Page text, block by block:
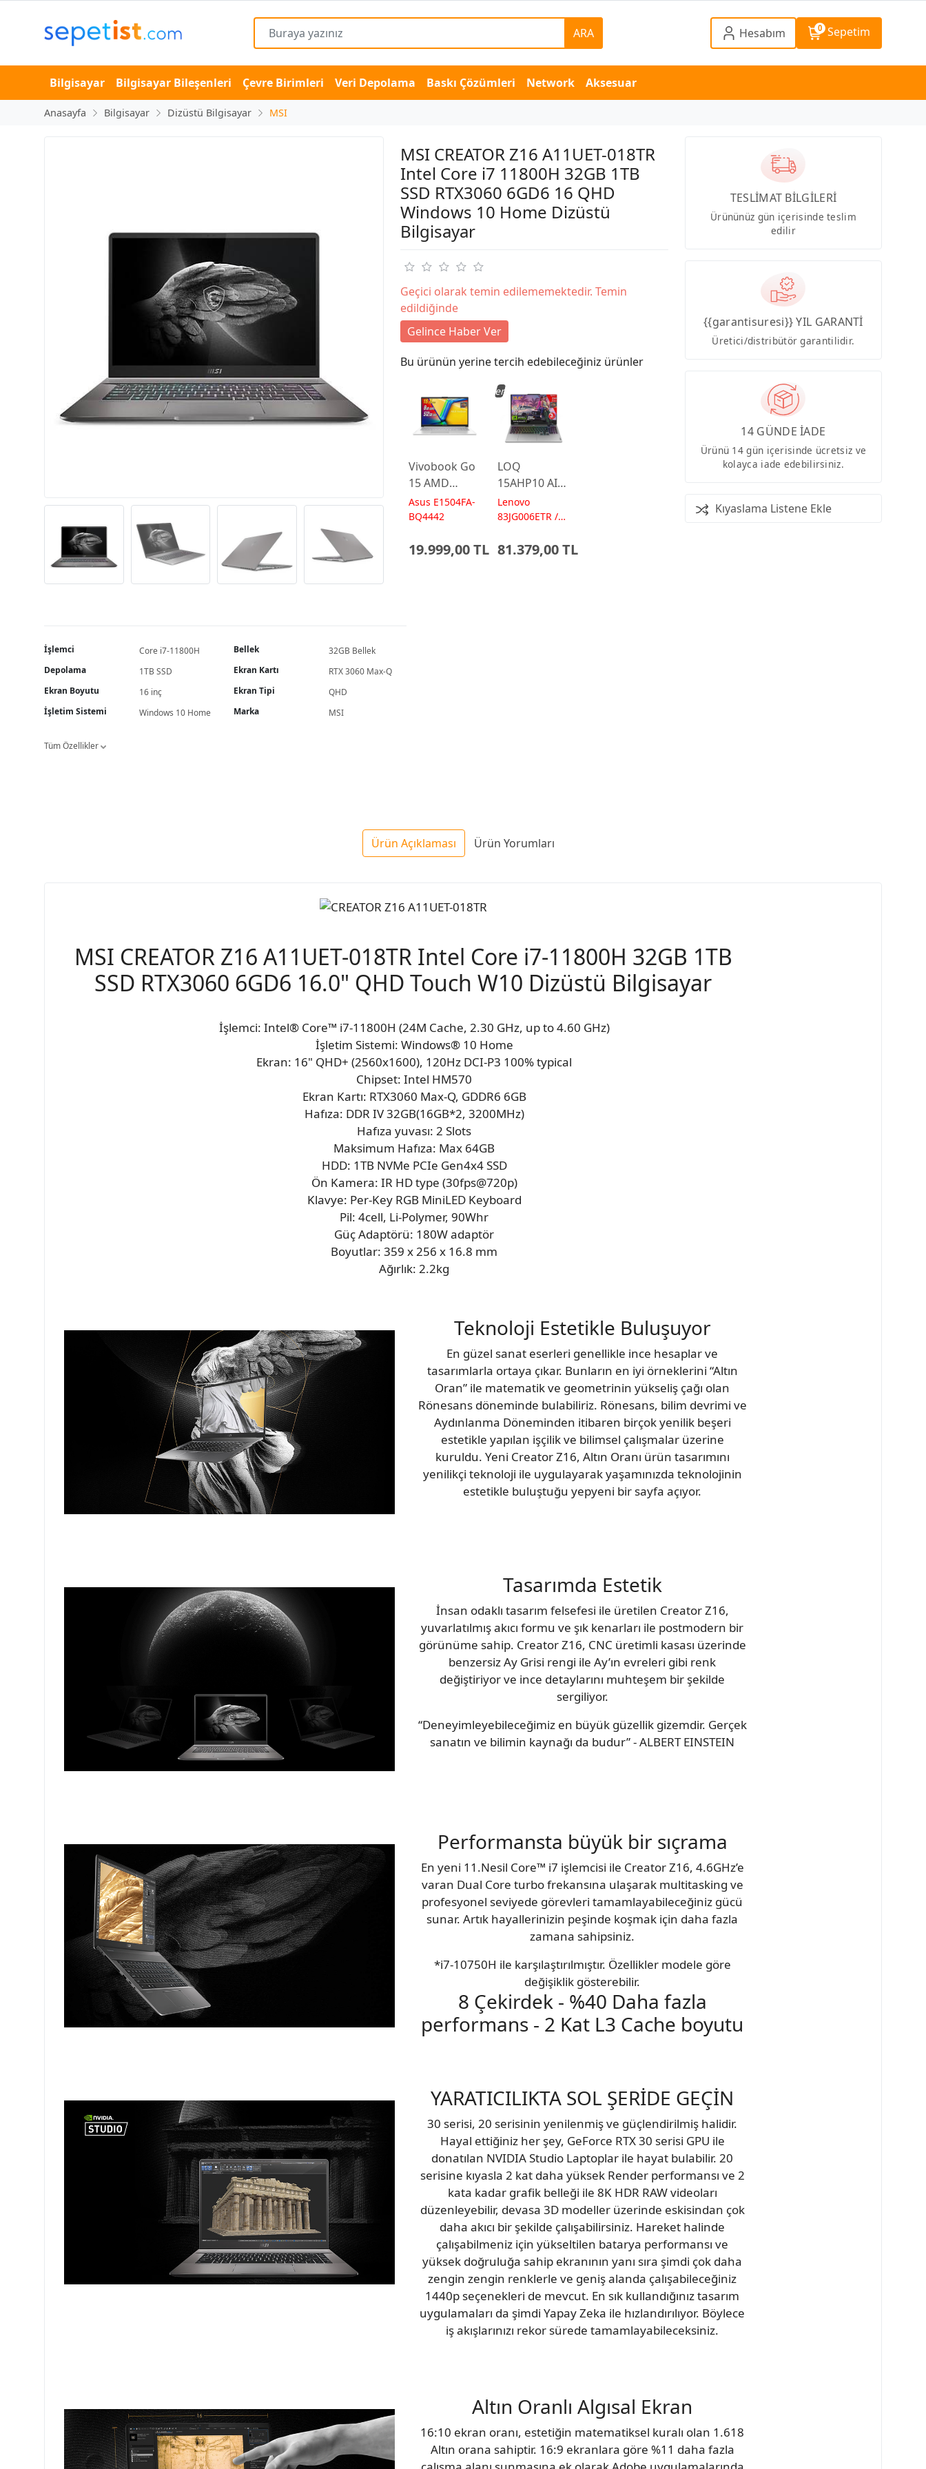
ARA Hesabım 0 Sepetim
Bilgisayar Bilgisayar Bileşenleri Çevre Birimleri Veri Depolama Baskı Çözümleri Network Aksesuar
Anasayfa Bilgisayar Dizüstü Bilgisayar MSI
MSI CREATOR Z16 A11UET-018TR
Intel Core i7 11800H 32GB 1TB
SSD RTX3060 6GD6 16 QHD
Windows 10 Home Dizüstü
Bilgisayar
Geçici olarak temin edilememektedir. Temin
edildiğinde
Gelince Haber Ver
Bu ürünün yerine tercih edebileceğiniz ürünler
Vivobook Go
15 AMD
Ryzen 5
7520U 8GB
FreeDos
Asus E1504FA-
BQ4442
19.999,00 TL
LOQ
15AHP10 AI
AMD Ryzen7
250 24GB 1TB
IPS FHD
Lenovo
83JG006ETR /
81.379,00 TL
Yeni
TESLİMAT BİLGİLERİ
Ürününüz gün içerisinde teslim
edilir
{{garantisuresi}} YIL GARANTİ
Üretici/distribütör garantilidir.
14 GÜNDE İADE
Ürünü 14 gün içerisinde ücretsiz ve
kolayca iade edebilirsiniz.
Kıyaslama Listene Ekle
İşlemci Core i7-11800H Bellek
32GB Bellek
Depolama
1TB SSD Ekran Kartı
RTX 3060 Max-Q
Ekran Boyutu
16 inç Ekran Tipi
QHD
İşletim Sistemi
Windows 10 Home Marka MSI
Tüm Özellikler
Ürün Açıklaması Ürün Yorumları
MSI CREATOR Z16 A11UET-018TR Intel Core i7-11800H 32GB 1TB
SSD RTX3060 6GD6 16.0" QHD Touch W10 Dizüstü Bilgisayar
İşlemci: Intel® Core™ i7-11800H (24M Cache, 2.30 GHz, up to 4.60 GHz)
İşletim Sistemi: Windows® 10 Home
Ekran: 16" QHD+ (2560x1600), 120Hz DCI-P3 100% typical
Chipset: Intel HM570
Ekran Kartı: RTX3060 Max-Q, GDDR6 6GB
Hafıza: DDR IV 32GB(16GB*2, 3200MHz)
Hafıza yuvası: 2 Slots
Maksimum Hafıza: Max 64GB
HDD: 1TB NVMe PCIe Gen4x4 SSD
Ön Kamera: IR HD type (30fps@720p)
Klavye: Per-Key RGB MiniLED Keyboard
Pil: 4cell, Li-Polymer, 90Whr
Güç Adaptörü: 180W adaptör
Boyutlar: 359 x 256 x 16.8 mm
Ağırlık: 2.2kg
Teknoloji Estetikle Buluşuyor
En güzel sanat eserleri genellikle ince hesaplar ve
tasarımlarla ortaya çıkar. Bunların en iyi örneklerini “Altın
Oran” ile matematik ve geometrinin yükseliş çağı olan
Rönesans döneminde bulabiliriz. Rönesans, bilim devrimi ve
Aydınlanma Döneminden itibaren birçok yenilik beşeri
estetikle yapılan işçilik ve bilimsel çalışmalar üzerine
kuruldu. Yeni Creator Z16, Altın Oranı ürün tasarımını
yenilikçi teknoloji ile uygulayarak yaşamınızda teknolojinin
estetikle buluştuğu yepyeni bir sayfa açıyor.
Tasarımda Estetik
İnsan odaklı tasarım felsefesi ile üretilen Creator Z16,
yuvarlatılmış akıcı formu ve şık kenarları ile postmodern bir
görünüme sahip. Creator Z16, CNC üretimli kasası üzerinde
benzersiz Ay Grisi rengi ile Ay’ın evreleri gibi renk
değiştiriyor ve ince detaylarını muhteşem bir şekilde
sergiliyor.
“Deneyimleyebileceğimiz en büyük güzellik gizemdir. Gerçek
sanatın ve bilimin kaynağı da budur” - ALBERT EINSTEIN
Performansta büyük bir sıçrama
En yeni 11.Nesil Core™ i7 işlemcisi ile Creator Z16, 4.6GHz’e
varan Dual Core turbo frekansına ulaşarak multitasking ve
profesyonel seviyede görevleri tamamlayabileceğiniz gücü
sunar. Artık hayallerinizin peşinde koşmak için daha fazla
zamana sahipsiniz.
*i7-10750H ile karşılaştırılmıştır. Özellikler modele göre
değişiklik gösterebilir.
8 Çekirdek - %40 Daha fazla
performans - 2 Kat L3 Cache boyutu
YARATICILIKTA SOL ŞERİDE GEÇİN
30 serisi, 20 serisinin yenilenmiş ve güçlendirilmiş halidir.
Hayal ettiğiniz her şey, GeForce RTX 30 serisi GPU ile
donatılan NVIDIA Studio Laptoplar ile hayat bulabilir. 20
serisine kıyasla 2 kat daha yüksek Render performansı ve 2
kata kadar grafik belleği ile 8K HDR RAW videoları
düzenleyebilir, devasa 3D modeller üzerinde eskisindan çok
daha akıcı bir şekilde çalışabilirsiniz. Hareket halinde
çalışabilmeniz için yükseltilen batarya performansı ve
yüksek doğruluğa sahip ekranının yanı sıra şimdi çok daha
zengin zengin renklerle ve geniş alanda çalışabileceğiniz
1440p seçenekleri de mevcut. En sık kullandığınız tasarım
uygulamaları da şimdi Yapay Zeka ile hızlandırılıyor. Böylece
iş akışlarınızı rekor sürede tamamlayabileceksiniz.
Altın Oranlı Algısal Ekran
16:10 ekran oranı, estetiğin matematiksel kuralı olan 1.618
Altın orana sahiptir. 16:9 ekranlara göre %11 daha fazla